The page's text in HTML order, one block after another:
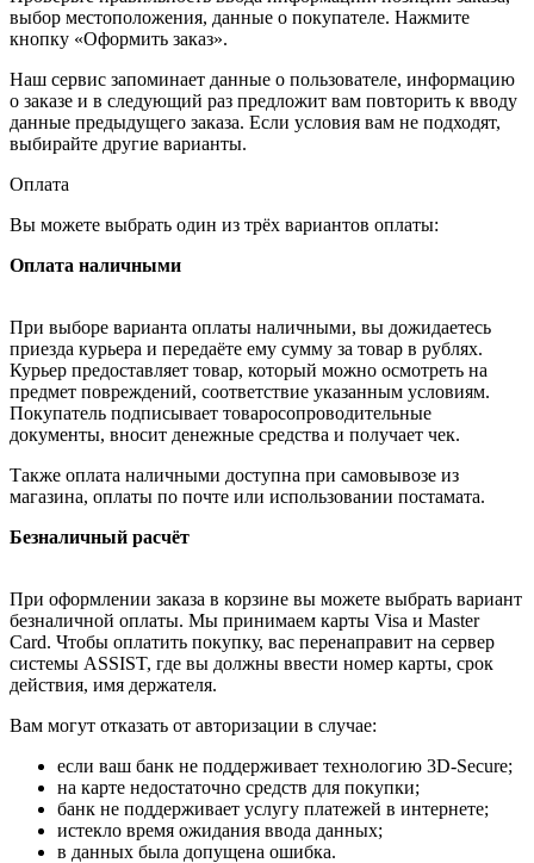
выбор местоположения, данные о покупателе. Нажмите
кнопку «Оформить заказ».
Наш сервис запоминает данные о пользователе, информацию
о заказе и в следующий раз предложит вам повторить к вводу
данные предыдущего заказа. Если условия вам не подходят,
выбирайте другие варианты.
Оплата
Вы можете выбрать один из трёх вариантов оплаты:
Оплата наличными
При выборе варианта оплаты наличными, вы дожидаетесь
приезда курьера и передаёте ему сумму за товар в рублях.
Курьер предоставляет товар, который можно осмотреть на
предмет повреждений, соответствие указанным условиям.
Покупатель подписывает товаросопроводительные
документы, вносит денежные средства и получает чек.
Также оплата наличными доступна при самовывозе из
магазина, оплаты по почте или использовании постамата.
Безналичный расчёт
При оформлении заказа в корзине вы можете выбрать вариант
безналичной оплаты. Мы принимаем карты Visa и Master
Card. Чтобы оплатить покупку, вас перенаправит на сервер
системы ASSIST, где вы должны ввести номер карты, срок
действия, имя держателя.
Вам могут отказать от авторизации в случае:
если ваш банк не поддерживает технологию 3D-Secure;
на карте недостаточно средств для покупки;
банк не поддерживает услугу платежей в интернете;
истекло время ожидания ввода данных;
в данных была допущена ошибка.